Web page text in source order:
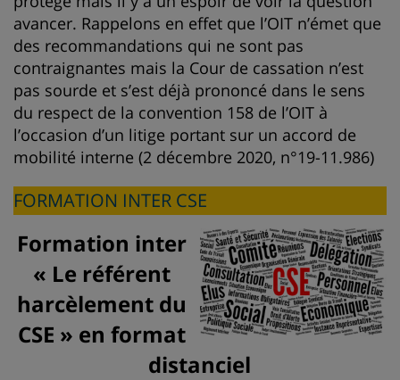
avancer. Rappelons en effet que l’OIT n’émet que
des recommandations qui ne sont pas
contraignantes mais la Cour de cassation n’est
pas sourde et s’est déjà prononcé dans le sens
du respect de la convention 158 de l’OIT à
l’occasion d’un litige portant sur un accord de
mobilité interne (2 décembre 2020, n°19-11.986)
FORMATION INTER CSE
Formation inter
« Le référent
harcèlement du
CSE » enformat
distanciel